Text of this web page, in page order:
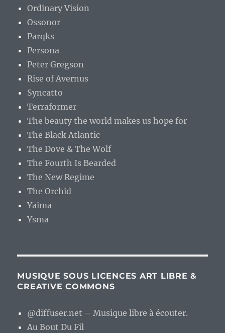
Ordinary Vision
Ossonor
Parqks
Persona
Peter Gregson
Rise of Avernus
Syncatto
Terraformer
The beauty the world makes us hope for
The Black Atlantic
The Dove & The Wolf
The Fourth Is Bearded
The New Regime
The Orchid
Yaima
Ysma
MUSIQUE SOUS LICENCES ART LIBRE &
CREATIVE COMMONS
@diffuser.net – Musique libre à écouter.
Au Bout Du Fil